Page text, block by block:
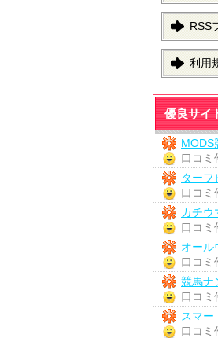
RSS
利用
優良サイ
MODS
口コミ
ターフ
口コミ
カチウ
口コミ
オール
口コミ
競馬ナ
口コミ
スマー
口コミ